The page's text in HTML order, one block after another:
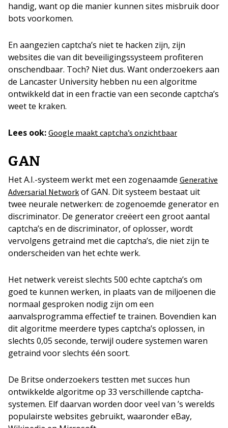
handig, want op die manier kunnen sites misbruik door
bots voorkomen.
En aangezien captcha’s niet te hacken zijn, zijn
websites die van dit beveiligingssysteem profiteren
onschendbaar. Toch? Niet dus. Want onderzoekers aan
de Lancaster University hebben nu een algoritme
ontwikkeld dat in een fractie van een seconde captcha’s
weet te kraken.
Lees ook: Google maakt captcha’s onzichtbaar
GAN
Het A.I.-systeem werkt met een zogenaamde Generative
Adversarial Network of GAN. Dit systeem bestaat uit
twee neurale netwerken: de zogenoemde generator en
discriminator. De generator creëert een groot aantal
captcha’s en de discriminator, of oplosser, wordt
vervolgens getraind met die captcha’s, die niet zijn te
onderscheiden van het echte werk.
Het netwerk vereist slechts 500 echte captcha’s om
goed te kunnen werken, in plaats van de miljoenen die
normaal gesproken nodig zijn om een
aanvalsprogramma effectief te trainen. Bovendien kan
dit algoritme meerdere types captcha’s oplossen, in
slechts 0,05 seconde, terwijl oudere systemen waren
getraind voor slechts één soort.
De Britse onderzoekers testten met succes hun
ontwikkelde algoritme op 33 verschillende captcha-
systemen. Elf daarvan worden door veel van ’s werelds
populairste websites gebruikt, waaronder eBay,